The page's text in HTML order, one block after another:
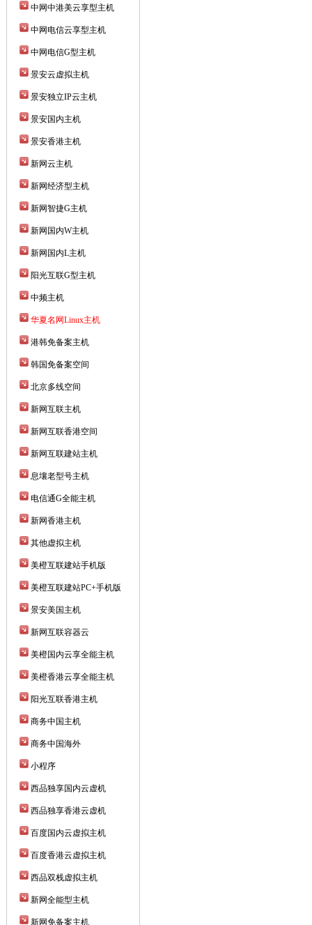
中网中港美云享型主机
中网电信云享型主机
中网电信G型主机
景安云虚拟主机
景安独立IP云主机
景安国内主机
景安香港主机
新网云主机
新网经济型主机
新网智捷G主机
新网国内W主机
新网国内L主机
阳光互联G型主机
中频主机
华夏名网Linux主机
港韩免备案主机
韩国免备案空间
北京多线空间
新网互联主机
新网互联香港空间
新网互联建站主机
息壤老型号主机
电信通G全能主机
新网香港主机
其他虚拟主机
美橙互联建站手机版
美橙互联建站PC+手机版
景安美国主机
新网互联容器云
美橙国内云享全能主机
美橙香港云享全能主机
阳光互联香港主机
商务中国主机
商务中国海外
小程序
西品独享国内云虚机
西品独享香港云虚机
百度国内云虚拟主机
百度香港云虚拟主机
西品双栈虚拟主机
新网全能型主机
新网免备案主机